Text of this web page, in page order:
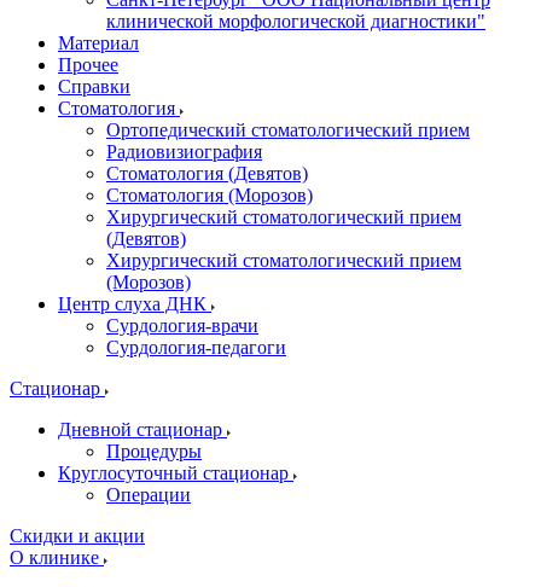
клинической морфологической диагностики"
Материал
Прочее
Справки
Стоматология
Ортопедический стоматологический прием
Радиовизиография
Стоматология (Девятов)
Стоматология (Морозов)
Хирургический стоматологический прием
(Девятов)
Хирургический стоматологический прием
(Морозов)
Центр слуха ДНК
Сурдология-врачи
Сурдология-педагоги
Стационар
Дневной стационар
Процедуры
Круглосуточный стационар
Операции
Скидки и акции
О клинике